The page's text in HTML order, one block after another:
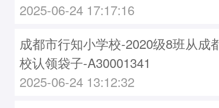
2025-06-24 17:17:16
成都市行知小学校-2020级8班从成
校认领袋子-A30001341
2025-06-24 13:12:32